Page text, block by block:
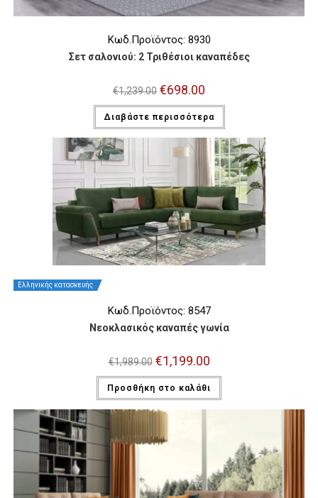
Κωδ.Προϊόντος: 8930
Σετ σαλονιού: 2 Τριθέσιοι καναπέδες
€1,239.00 Original
price
was:
€1,239.00.
€698.00
τιμή
είναι:
€698.00.
Διαβάστε περισσότερα
Ελληνικής κατασκευής
Κωδ.Προϊόντος: 8547
Νεοκλασικός καναπές γωνία
€1,989.00 Original
price
was:
€1,989.00.
€1,199.00Η
τιμή
είναι:
€1,199.00.
Προσθήκη στο καλάθι